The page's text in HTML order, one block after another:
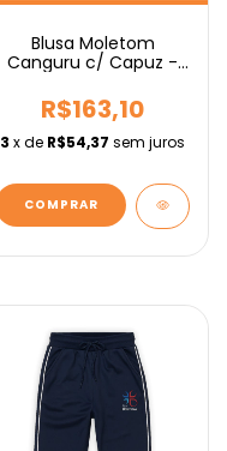
Blusa Moletom
Canguru c/ Capuz -
R$163,10
3 x de R$54,37 sem juros
COMPRAR